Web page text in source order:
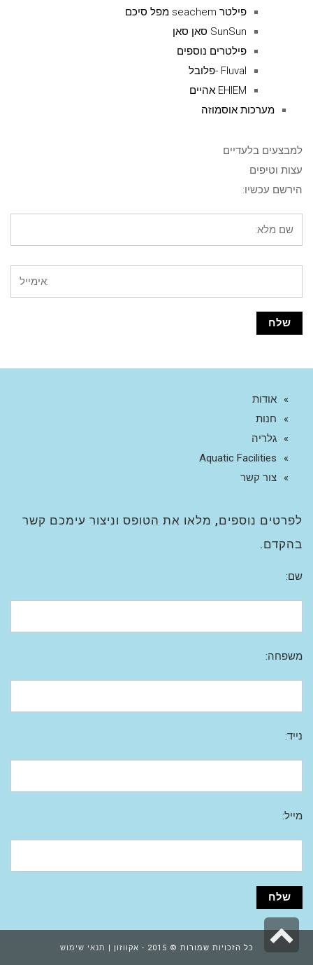
פילטר seachem מפל סיכם
SunSun סאן סאן
פילטרים נוספים
Fluval -פלובל
EHIEM אהיים
מערכות אוסמוזה
למבצעים בלעדיים
עצות וטיפים
הירשם עכשיו:
אודות
חנות
גלריה
Aquatic Facilities
צור קשר
לפרטים נוספים, מלאו את הטופס וניצור עימכם קשר
בהקדם.
שם:
משפחה:
נייד:
מייל:
כל הזכויות שמורות © 2015 - אקווזון | תנאי שימוש
גלילה
לראש